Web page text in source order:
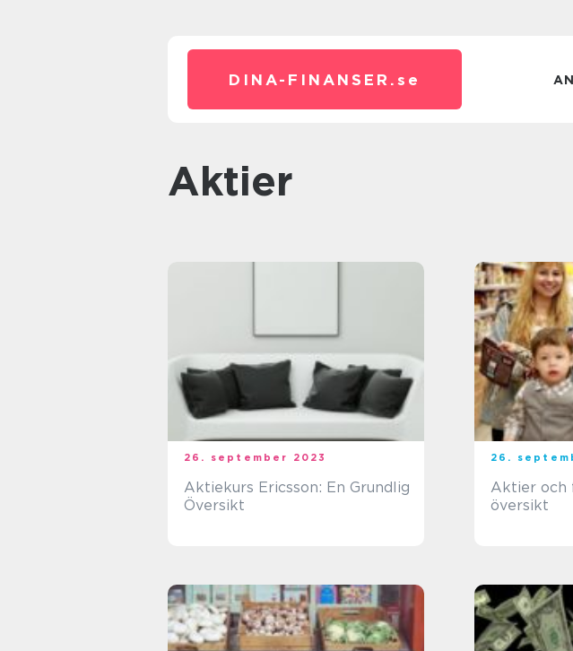
DINA-FINANSER. se
Aktier
26. september 2023
Aktiekurs Ericsson: En Grundlig
Översikt
26.
Aktier och
översikt